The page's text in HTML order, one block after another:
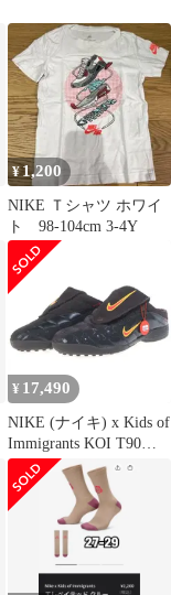
¥1,200
NIKE Ｔシャツ ホワイ
ト 98-104cm 3-4Y
¥ 17,490
NIKE (ナイキ) x Kids of
Immigrants KOI T90
Mule スエード切り替え
ミュール ブラウン
IH4422-201
US10.5cm/28.5cm